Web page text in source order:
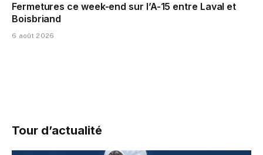
Fermetures ce week-end sur l’A-15 entre Laval et
Boisbriand
6 août 2026
Tour d’actualité